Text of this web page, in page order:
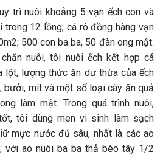
trì nuôi khoảng 5 vạn ếch con và
trong 12 lồng; cá rô đồng hàng vạn
500 con ba ba, 50 đàn ong mật.
nuôi, tôi nuôi ếch kết hợp cá
lột, lượng thức ăn dư thừa của ếch
bưởi, mít và một số loại cây ăn quả
làm mật. Trong quá trình nuôi,
tôi dùng men vi sinh làm sạch
mực nước đủ sâu, nhất là các ao
với ao nuôi ba ba thả bèo tây 1/2